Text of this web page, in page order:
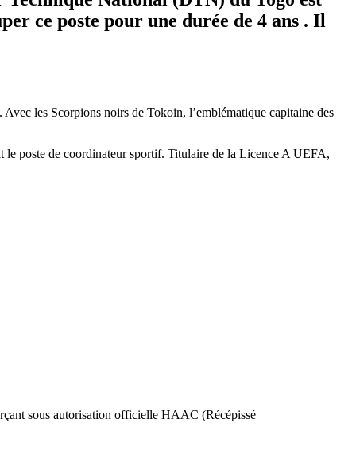
ce poste pour une durée de 4 ans . Il
les Scorpions noirs de Tokoin, l’emblématique capitaine des
poste de coordinateur sportif. Titulaire de la Licence A UEFA,
sous autorisation officielle HAAC (Récépissé